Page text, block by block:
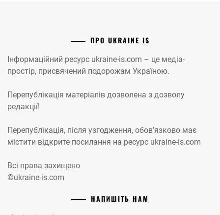
ПРО UKRAINE IS
Інформаційний ресурс ukraine-is.com – це медіа-
простір, присвячений подорожам Україною.
Перепублікація матеріалів дозволена з дозволу
редакції!
Перепублікація, після узгодження, обов’язково має
містити відкрите посилання на ресурс ukraine-is.com
Всі права захищено
©ukraine-is.com
НАПИШІТЬ НАМ